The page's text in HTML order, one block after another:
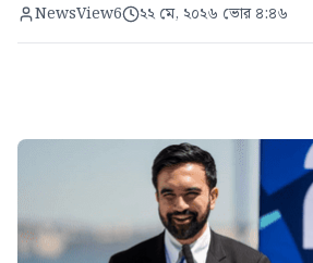
NewsView6 ২২ মে, ২০২৬ ভোর ৪:৪৬